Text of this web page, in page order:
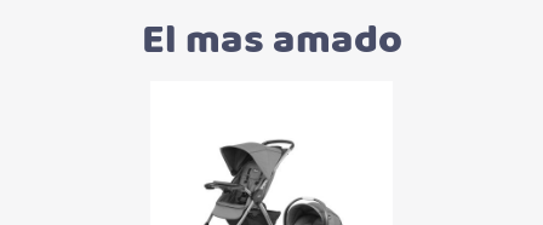
El mas amado